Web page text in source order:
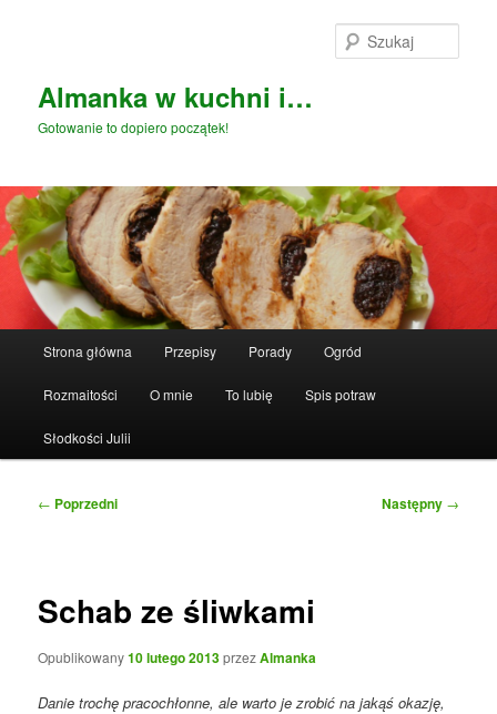
Almanka w kuchni i…
Gotowanie to dopiero początek!
Strona główna Przepisy Porady Ogród
Rozmaitości O mnie To lubię Spis potraw
Słodkości Julii
Nawigacja
← Poprzedni Następny →
Schab ze śliwkami
Opublikowany10 lutego 2013przezAlmanka
Danie trochę pracochłonne, ale warto je zrobić na jakąś okazję,